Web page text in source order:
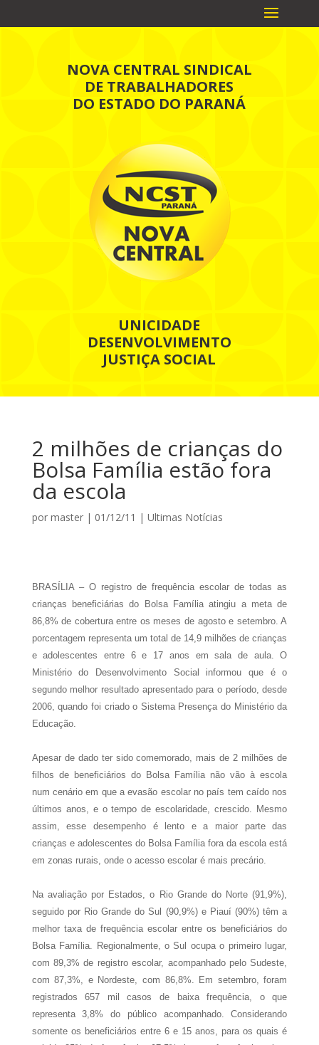
NOVA CENTRAL SINDICAL
DE TRABALHADORES
DO ESTADO DO PARANÁ
UNICIDADE
DESENVOLVIMENTO
JUSTIÇA SOCIAL
2 milhões de crianças do
Bolsa Família estão fora
da escola
por master| 01/12/11 | Ultimas Notícias
BRASÍLIA – O registro de frequência escolar de todas as
crianças beneficiárias do Bolsa Família atingiu a meta de
86,8% de cobertura entre os meses de agosto e setembro. A
porcentagem representa um total de 14,9 milhões de crianças
e adolescentes entre 6 e 17 anos em sala de aula. O
Ministério do Desenvolvimento Social informou que é o
segundo melhor resultado apresentado para o período, desde
2006, quando foi criado o Sistema Presença do Ministério da
Educação.
Apesar de dado ter sido comemorado, mais de 2 milhões de
filhos de beneficiários do Bolsa Família não vão à escola
num cenário em que a evasão escolar no país tem caído nos
últimos anos, e o tempo de escolaridade, crescido. Mesmo
assim, esse desempenho é lento e a maior parte das
crianças e adolescentes do Bolsa Família fora da escola está
em zonas rurais, onde o acesso escolar é mais precário.
Na avaliação por Estados, o Rio Grande do Norte (91,9%),
seguido por Rio Grande do Sul (90,9%) e Piauí (90%) têm a
melhor taxa de frequência escolar entre os beneficiários do
Bolsa Família. Regionalmente, o Sul ocupa o primeiro lugar,
com 89,3% de registro escolar, acompanhado pelo Sudeste,
com 87,3%, e Nordeste, com 86,8%. Em setembro, foram
registrados 657 mil casos de baixa frequência, o que
representa 3,8% do público acompanhado. Considerando
somente os beneficiários entre 6 e 15 anos, para os quais é